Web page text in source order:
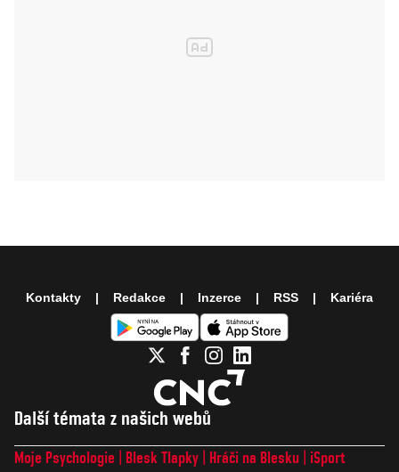
Další témata z našich webů
Moje Psychologie Blesk Tlapky Hráči na Blesku
iSport
Kontakty Redakce Inzerce RSS Kariéra